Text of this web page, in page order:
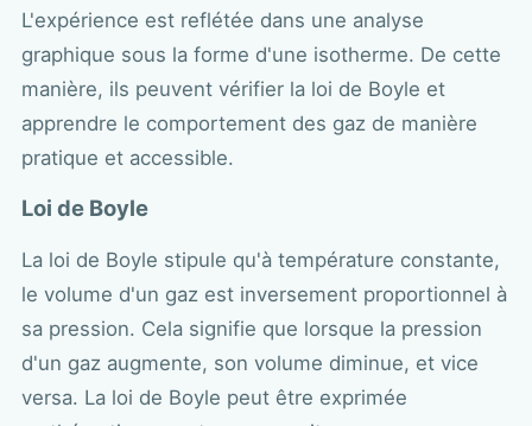
L'expérience est reflétée dans une analyse
graphique sous la forme d'une isotherme. De cette
manière, ils peuvent vérifier la loi de Boyle et
apprendre le comportement des gaz de manière
pratique et accessible.
Loi de Boyle
La loi de Boyle stipule qu'à température constante,
le volume d'un gaz est inversement proportionnel à
sa pression. Cela signifie que lorsque la pression
d'un gaz augmente, son volume diminue, et vice
versa. La loi de Boyle peut être exprimée